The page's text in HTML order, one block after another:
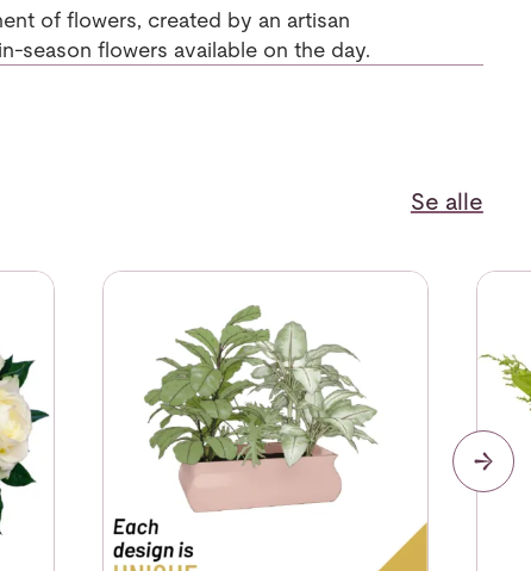
of flowers, created by an artisan
season flowers available on the day.
Se alle
Se mer om Arrangement of Seasonal Plants Se